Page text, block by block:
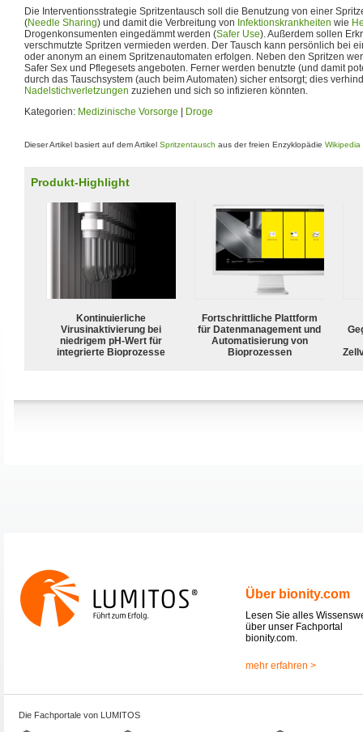
Die Interventionsstrategie Spritzentausch soll die Benutzung von einer
(Needle Sharing) und damit die Verbreitung von Infektionskrankheiten wie
Drogenkonsumenten eingedämmt werden (Safer Use). Außerdem sollen
verschmutzte Spritzen vermieden werden. Der Tausch kann persönlich bei
oder anonym an einem Spritzenautomaten erfolgen. Neben den Spritzen
Safer Sex und Pflegesets angeboten. Ferner werden benutzte (und damit
durch das Tauschsystem (auch beim Automaten) sicher entsorgt; dies
Nadelstichverletzungen zuziehen und sich so infizieren könnten.
Kategorien: Medizinische Vorsorge Droge
Dieser Artikel basiert auf dem Artikel Spritzentausch aus der freien Enzyklopädie Wikipedia
Produkt-Highlight
Kontinuierliche
Virusinaktivierung bei
niedrigem pH-Wert für
integrierte Bioprozesse
Fortschrittliche Plattform
für Datenmanagement und
Automatisierung von
Bioprozessen
Über bionity.com
Lesen Sie alles
über unser Fachportal
bionity.com.
mehr erfahren >
Die Fachportale von LUMITOS